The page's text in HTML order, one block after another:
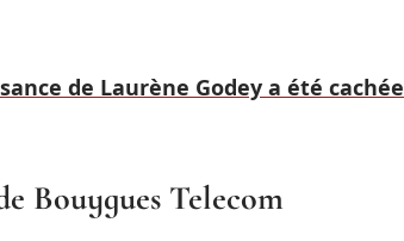
de Laurène Godey a été cachée
Bouygues Telecom